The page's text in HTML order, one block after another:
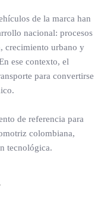
de la marca han
nacional: procesos
crecimiento urbano y
ese contexto, el
para convertirse
de referencia para
colombiana,
tecnológica.